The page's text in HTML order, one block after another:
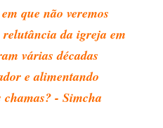
que não veremos
da igreja em
várias décadas
e alimentando
- Simcha